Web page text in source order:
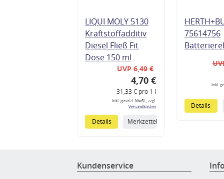
LIQUI MOLY 5130
Kraftstoffadditiv
Diesel Fließ Fit
Dose 150 ml
UVP 6,49 €
4,70 €
31,33 € pro 1 l
inkl. gesetzl. MwSt., zzgl.
Versandkosten
Details Merkzettel
75614756
inkl.
Details
Kundenservice